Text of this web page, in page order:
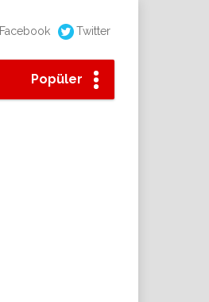
Facebook Twitter
Popüler